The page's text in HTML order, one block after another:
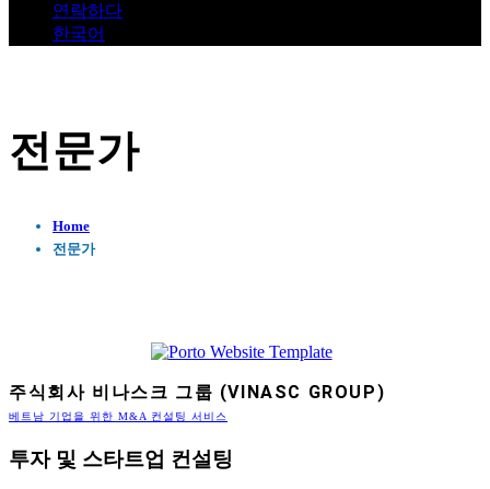
연락하다
한국어
전문가
Home
전문가
주식회사 비나스크 그룹 (VINASC GROUP)
베트남 기업을 위한 M&A 컨설팅 서비스
투자 및 스타트업 컨설팅